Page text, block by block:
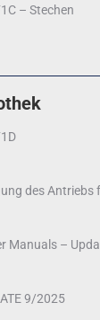
– Stechen
des Antriebs
Manuals –
9/2025